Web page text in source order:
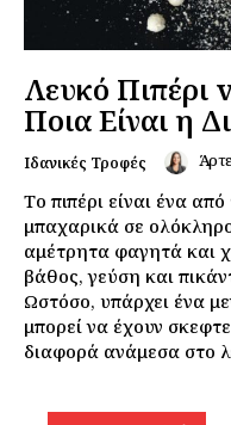
Λευκό Πιπέρι
Ποια Είναι η
Ιδανικές Τροφές
Το πιπέρι είναι ένα
μπαχαρικά σε
αμέτρητα φαγητά και
βάθος, γεύση και
Ωστόσο, υπάρχει ένα
μπορεί να έχουν
διαφορά ανάμεσα στο